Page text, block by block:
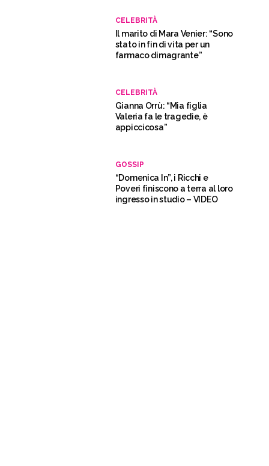
CELEBRITÀ
Il marito di Mara Venier: “Sono
stato in fin di vita per un
farmaco dimagrante”
CELEBRITÀ
Gianna Orrù: “Mia figlia
Valeria fa le tragedie, è
appiccicosa”
GOSSIP
“Domenica In”, i Ricchi e
Poveri finiscono a terra al loro
ingresso in studio – VIDEO